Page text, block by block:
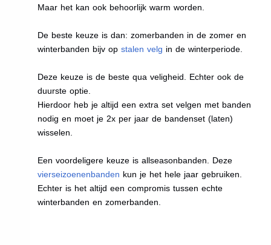
Maar het kan ook behoorlijk warm worden.
De beste keuze is dan: zomerbanden in de zomer en
winterbanden bijv op stalen velg in de winterperiode.
Deze keuze is de beste qua veligheid. Echter ook de
duurste optie.
Hierdoor heb je altijd een extra set velgen met banden
nodig en moet je 2x per jaar de bandenset (laten)
wisselen.
Een voordeligere keuze is allseasonbanden. Deze
vierseizoenenbanden kun je het hele jaar gebruiken.
Echter is het altijd een compromis tussen echte
winterbanden en zomerbanden.